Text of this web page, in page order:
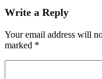
Write a Reply
Your email address will
marked *